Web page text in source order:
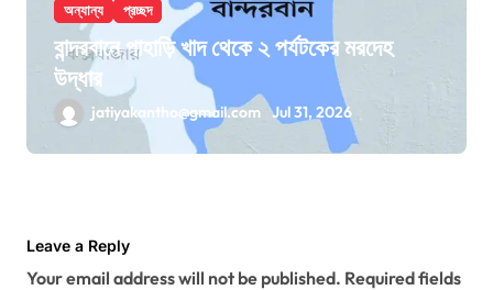
অন্যান্য প্রচ্ছদ
বান্দরবানে পাহাড়ি খাদ থেকে ২ পর্যটকের মরদেহ
উদ্ধার
jatiyakantho@gmail.com Jul 31, 2026
Leave a Reply
Your email address will not be published. Required fields